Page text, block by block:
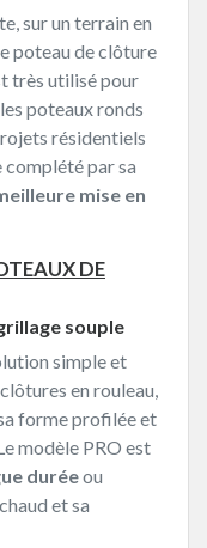
sur un terrain en
poteau de clôture
très utilisé pour
poteaux ronds
résidentiels
par sa
mise en
DE
souple
simple et
en rouleau,
forme profilée et
modèle PRO est
duréeou
et sa